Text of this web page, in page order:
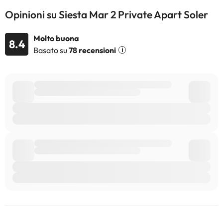
Tutte le informazioni presenti in questa pagina sono soggette a
Opinioni su Siesta Mar 2 Private Apart Soler
8.4
Molto buona
Basato su78 recensioni